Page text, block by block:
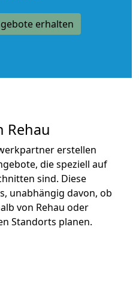
erhalten
Rehau
erstellen
die speziell auf
sind. Diese
unabhängig davon, ob
von Rehau oder
Standorts planen.